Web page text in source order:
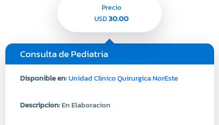
Consulta de Pediatria
Disponible en:Unidad Clinico Quirurgica NorEste
Descripcion:En Elaboracion
Precio
USD30.00